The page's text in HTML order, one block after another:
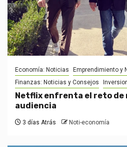
Economía: Noticias
Emprendimiento y
Finanzas: Noticias y Consejos
Netflix enfrenta el reto de
audiencia
3 días Atrás Noti-economía